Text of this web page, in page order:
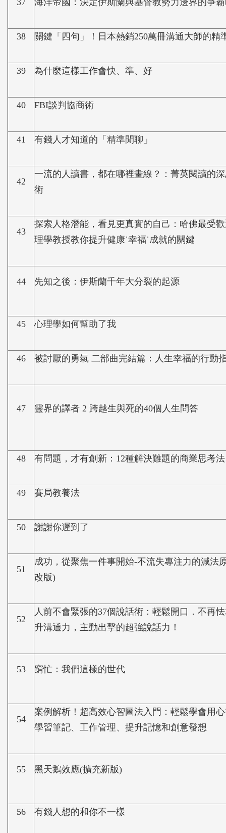
38 關鍵「四句」！日本熱銷250萬冊溝通大師的精
39 為什麼這樣工作會快、準、好
40 FBI談判協商術
41 有錢人才知道的「精準閒聊」
42
一流的人讀書，都在哪裡畫線？：菁英閱讀的
術
43
探索人格潛能，看見更真實的自己：哈佛最受
理學教授教你提升健康˙幸福˙成就的關鍵
44 先知之後：伊斯蘭千年大分裂的起源
45 心理學如何幫助了我
46 被討厭的勇氣 二部曲完結篇：人生幸福的行動
47 靈界的譯者 2 跨越生與死的40個人生問答
48 有問題，才有創新：12種解決難題的商業思考法
49 賽局教養法
50 謝謝你遲到了
51
成功，從聚焦一件事開始-不流失專注力的減法
改版)
52
人前不會緊張的37個說話術：輕鬆開口．不再
升溝通力，主動出擊的超強說話力！
53 窮忙：我們這樣的世代
54
案例解析！超高效心智圖法入門：輕鬆學會用
學習筆記、工作管理、提升記憶和創意發想
55 黑天鵝效應(擴充新版)
56 有錢人想的和你不一樣